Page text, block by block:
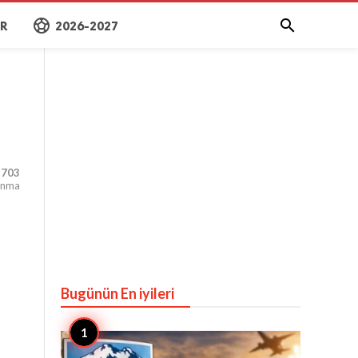
sports_soccer 2026-2027 
Bugünün En iyileri